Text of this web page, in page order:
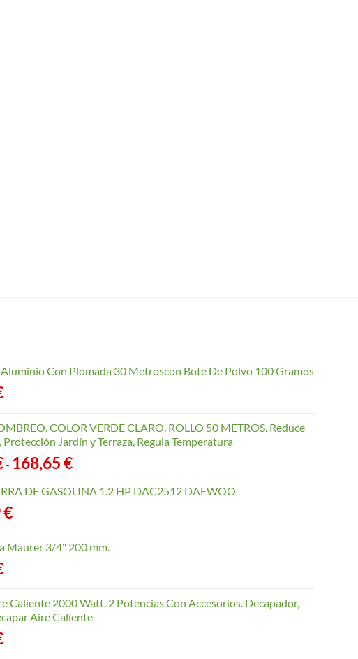
Con Plomada 30 Metroscon Bote De Polvo 100 Gramos
COLOR VERDE CLARO. ROLLO 50 METROS. Reduce
Protección Jardín y Terraza, Regula Temperatura
- 168,65€Rango
precios:
168,65 €
DE GASOLINA 1.2 HP DAC2512 DAEWOO
€
Maurer 3/4" 200 mm.
Caliente 2000 Watt. 2 Potencias Con Accesorios. Decapador,
Aire Caliente